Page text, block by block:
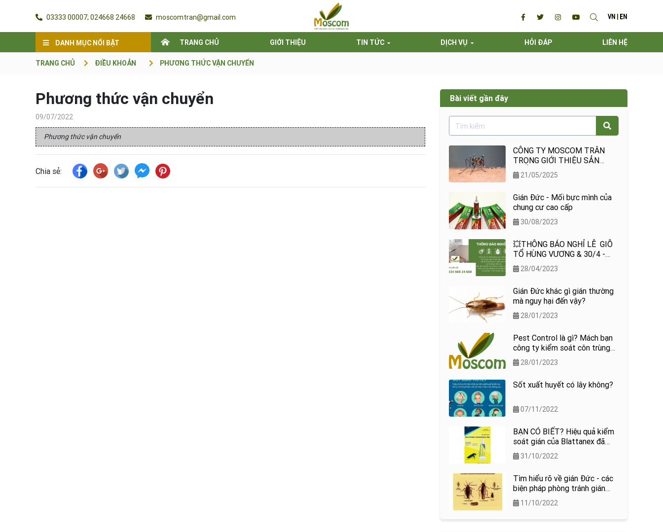
03333 00007; 024668 24668 moscomtran@gmail.com VN EN
DANH MỤC NỔI BẬT TRANG CHỦ GIỚI THIỆU TIN TỨC DỊCH VỤ HỎI ĐÁP LIÊN HỆ
TRANG CHỦ ĐIỀU KHOẢN PHƯƠNG THỨC VẬN CHUYỂN
Phương thức vận chuyển
09/07/2022
Phương thức vận chuyển
Chia sẻ:
Bài viết gần đây
CÔNG TY MOSCOM TRÂN
TRỌNG GIỚI THIỆU SẢN
PHẨM ĐẶC BIỆT
21/05/2025
Gián Đức - Mối bực mình của
chung cư cao cấp
30/08/2023
💥THÔNG BÁO NGHỈ LỄ GIỖ
TỔ HÙNG VƯƠNG & 30/4 -
01/05💥
28/04/2023
Gián Đức khác gì gián thường
mà nguy hại đến vậy?
28/01/2023
Pest Control là gì? Mách bạn
công ty kiểm soát côn trùng
uy tín tại Hà nội
28/01/2023
Sốt xuất huyết có lây không?
07/11/2022
BẠN CÓ BIẾT? Hiệu quả kiểm
soát gián của Blattanex đã
được Viện Sốt rét ký sinh
trùng quốc gia (NIMPE) kiểm
31/10/2022
Tìm hiểu rõ về gián Đức - các
biện pháp phòng tránh gián
Đức11/10/2022